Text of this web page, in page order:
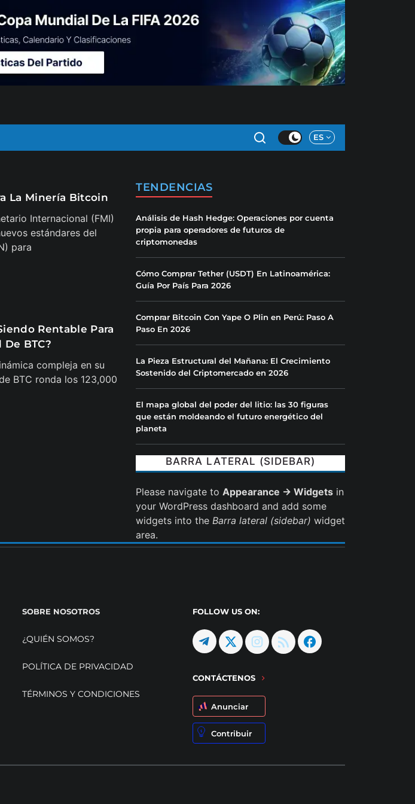
ES
La Minería Bitcoin
Internacional (FMI)
estándares del
para
Rentable Para
BTC?
compleja en su
BTC ronda los 123,000
TENDENCIAS
Análisis de Hash Hedge: Operaciones por cuenta
propia para operadores de futuros de
criptomonedas
Cómo Comprar Tether (USDT) En Latinoamérica:
Guía Por País Para 2026
Comprar Bitcoin Con Yape O Plin en Perú: Paso A
Paso En 2026
La Pieza Estructural del Mañana: El Crecimiento
Sostenido del Criptomercado en 2026
El mapa global del poder del litio: las 30 figuras
que están moldeando el futuro energético del
planeta
BARRA LATERAL (SIDEBAR)
Please navigate to Appearance → Widgets in
your WordPress dashboard and add some
widgets into the Barra lateral (sidebar) widget
area.
SOBRE NOSOTROS
¿QUIÉN SOMOS?
POLÍTICA DE PRIVACIDAD
TÉRMINOS Y CONDICIONES
FOLLOW US ON:
CONTÁCTENOS
Anunciar
Contribuir